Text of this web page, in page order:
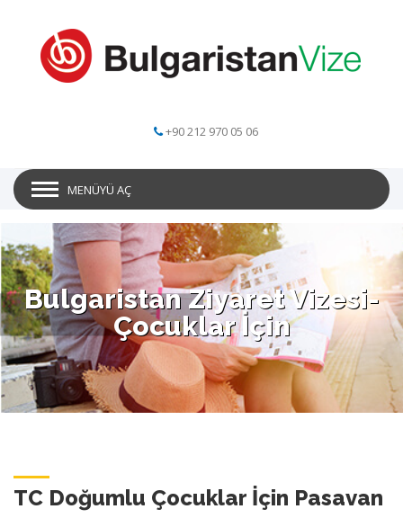
+90 212 970 05 06
MENÜYÜ AÇ
Bulgaristan Ziyaret Vizesi-
Çocuklar İçin
TC Doğumlu Çocuklar İçin Pasavan